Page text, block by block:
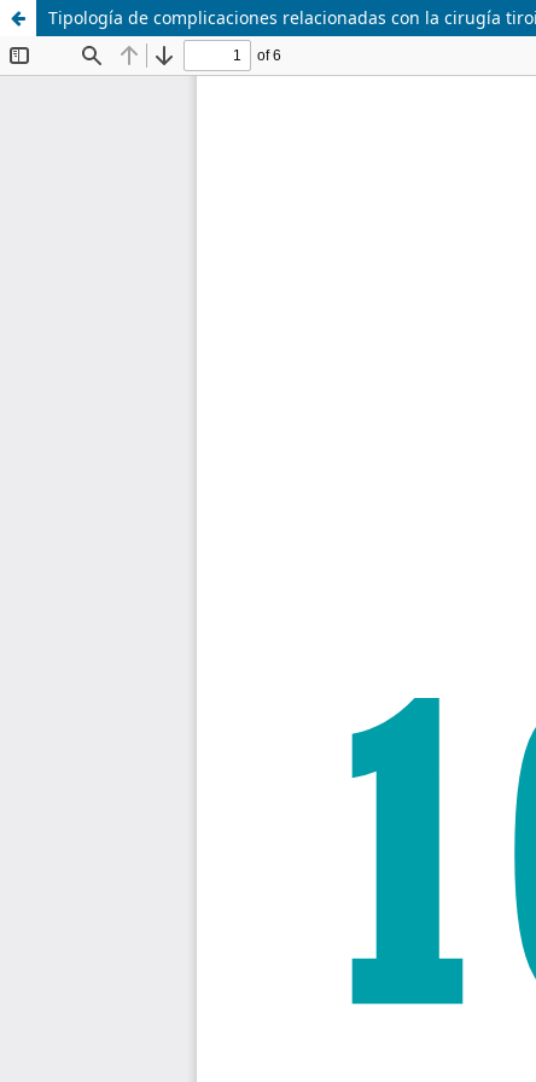
Tipología de complicaciones relacionadas con la cirugía